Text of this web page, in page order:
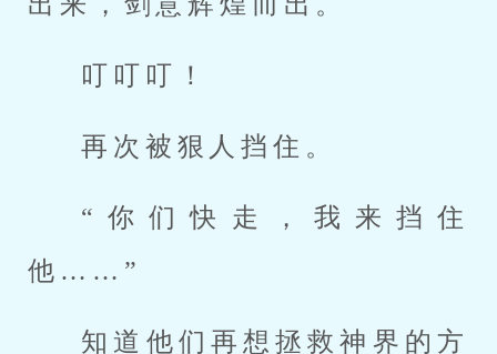
叮叮叮！
再次被狠人挡住。
“你们快走，我来挡住
他……”
知道他们再想拯救神界的方